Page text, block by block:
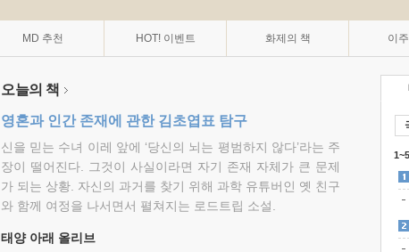
MD 추천 HOT! 이벤트 화제의 책 이
오늘의 책
영혼과 인간 존재에 관한 김초엽표 탐구
신을 믿는 수녀 이레 앞에 ‘당신의 뇌는 평범하지 않다’라는 주
장이 떨어진다. 그것이 사실이라면 자기 존재 자체가 큰 문제
가 되는 상황. 자신의 과거를 찾기 위해 과학 유튜버인 옛 친구
와 함께 여정을 나서면서 펼쳐지는 로드트립 소설.
태양 아래 올리브